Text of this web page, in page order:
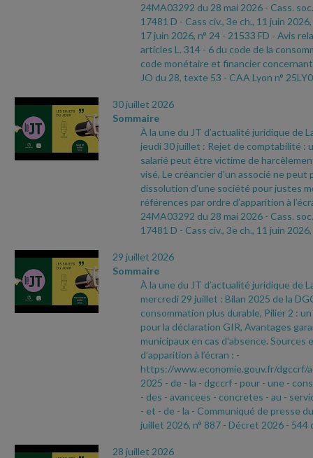
24MA03292 du 28 mai 2026 - Cass.
17481 D - Cass civ., 3e ch., 11 juin 2026,
17 juin 2026, n° 24 - 21533 FD - Avis
articles L. 314 - 6 du code de la
code monétaire et financier
JO du 28, texte 53 - CAA Lyon n°
30 juillet 2026
Sommaire
À la une du JT d’actualité juridique de
jeudi 30 juillet : Rejet de comptabilité :
salarié peut être victime de
visé, Le créancier d'un associé ne peut
dissolution d’une société pour justes
références par ordre d’apparition à
24MA03292 du 28 mai 2026 - Cass.
17481 D - Cass civ., 3e ch., 11 juin 2026,
29 juillet 2026
Sommaire
À la une du JT d’actualité juridique de
mercredi 29 juillet : Bilan 2025 de la
consommation plus durable, Pilier 2 :
pour la déclaration GIR, Avantages
municipaux en cas d'absence.
d’apparition à l’écran : -
https://www.economie.gouv.fr/dgccrf/
2025 - de - la - dgccrf - pour - une -
- des - avancees - concretes - au -
- et - de - la - Communiqué de presse
juillet 2026, n° 887 - Décret 2026 - 544
28 juillet 2026